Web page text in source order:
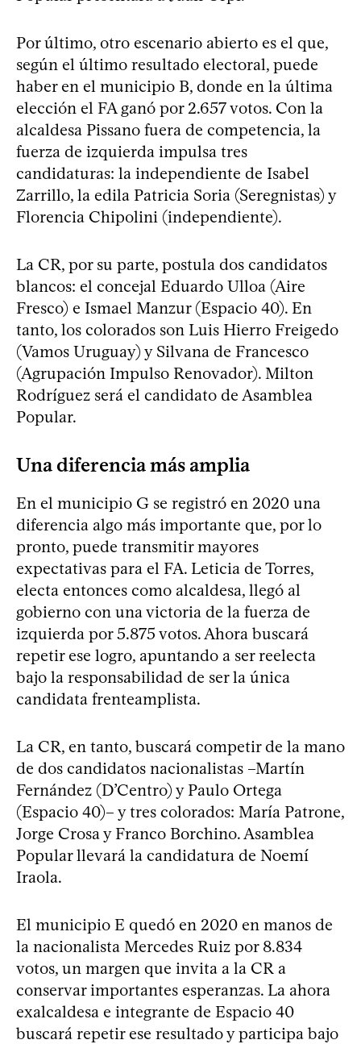
Por último, otro escenario abierto es el que,
según el último resultado electoral, puede
haber en el municipio B, donde en la última
elección el FA ganó por 2.657 votos. Con la
alcaldesa Pissano fuera de competencia, la
fuerza de izquierda impulsa tres
candidaturas: la independiente de Isabel
Zarrillo, la edila Patricia Soria (Seregnistas) y
Florencia Chipolini (independiente).
La CR, por su parte, postula dos candidatos
blancos: el concejal Eduardo Ulloa (Aire
Fresco) e Ismael Manzur (Espacio 40). En
tanto, los colorados son Luis Hierro Freigedo
(Vamos Uruguay) y Silvana de Francesco
(Agrupación Impulso Renovador). Milton
Rodríguez será el candidato de Asamblea
Popular.
Una diferencia más amplia
En el municipio G se registró en 2020 una
diferencia algo más importante que, por lo
pronto, puede transmitir mayores
expectativas para el FA. Leticia de Torres,
electa entonces como alcaldesa, llegó al
gobierno con una victoria de la fuerza de
izquierda por 5.875 votos. Ahora buscará
repetir ese logro, apuntando a ser reelecta
bajo la responsabilidad de ser la única
candidata frenteamplista.
La CR, en tanto, buscará competir de la mano
de dos candidatos nacionalistas –Martín
Fernández (D’Centro) y Paulo Ortega
(Espacio 40)– y tres colorados: María Patrone,
Jorge Crosa y Franco Borchino. Asamblea
Popular llevará la candidatura de Noemí
Iraola.
El municipio E quedó en 2020 en manos de
la nacionalista Mercedes Ruiz por 8.834
votos, un margen que invita a la CR a
conservar importantes esperanzas. La ahora
exalcaldesa e integrante de Espacio 40
buscará repetir ese resultado y participa bajo